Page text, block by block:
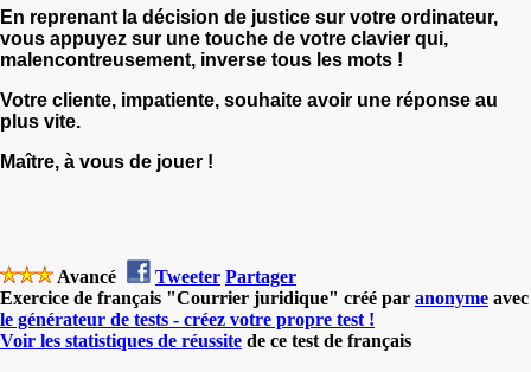
En reprenant la décision de justice sur votre ordinateur,
vous appuyez sur une touche de votre clavier qui,
malencontreusement, inverse tous les mots !
Votre cliente, impatiente, souhaite avoir une réponse au
plus vite.
Maître, à vous de jouer !
Avancé Tweeter Partager
Exercice de français "Courrier juridique" créé par anonyme avec
le générateur de tests - créez votre propre test !
Voir les statistiques de réussite de ce test de français